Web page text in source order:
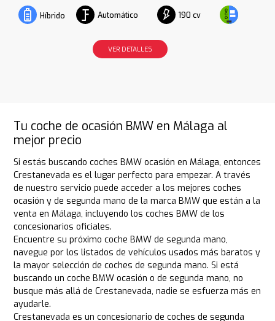
Híbrido Automático 190 cv
VER DETALLES
Tu coche de ocasión BMW en Málaga al
mejor precio
Si estás buscando coches BMW ocasión en Málaga, entonces
Crestanevada es el lugar perfecto para empezar. A través
de nuestro servicio puede acceder a los mejores coches
ocasión y de segunda mano de la marca BMW que están a la
venta en Málaga, incluyendo los coches BMW de los
concesionarios oficiales.
Encuentre su próximo coche BMW de segunda mano,
navegue por los listados de vehículos usados más baratos y
la mayor selección de coches de segunda mano. Si está
buscando un coche BMW ocasión o de segunda mano, no
busque más allá de Crestanevada, nadie se esfuerza más en
ayudarle.
Crestanevada es un concesionario de coches de segunda